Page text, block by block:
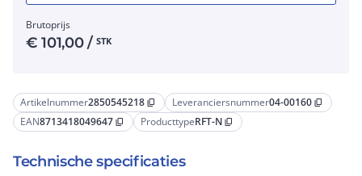
Artikelnummer2850545218 content_copy Leveranciersnummer04-00160 content_copy
EAN8713418049647 content_copy ProducttypeRFT-N content_copy
Technische specificaties
Brutoprijs
€101,00/ STK